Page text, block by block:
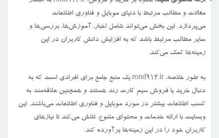
مقالات و مطالب مرتبط با دنیای موبایل و فناوری اطلاعات
می‌پردازد. این بخش می‌تواند شامل اخبار، آموزش‌ها، بررسی‌ها و
سایر مطالب مرتبط باشد که به افزایش دانش کاربران در این
زمینه‌ها کمک می‌کند.
به طور خلاصه، rond912.ir یک منبع جامع برای افرادی است که به
دنبال خرید یا فروش سیم کارت رند هستند و همچنین علاقه‌مند به
کسب اطلاعات بیشتر در مورد موبایل و فناوری اطلاعات می‌باشند. این
وبسایت با ارائه خدمات و محتوای متنوع، تلاش می‌کند تا نیازهای
کاربران خود را در این زمینه‌ها برآورده کند.